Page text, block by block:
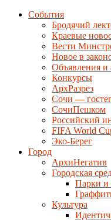
События
Бродячий
Краевые
Вести
Новое в
Объявления и
Конкурсы
АрхРазрез
Сочи —
СочиПешком
Российский
FIFA World
Эко-Берег
Город
АрхиНегатив
Городская
Парки и
Культура